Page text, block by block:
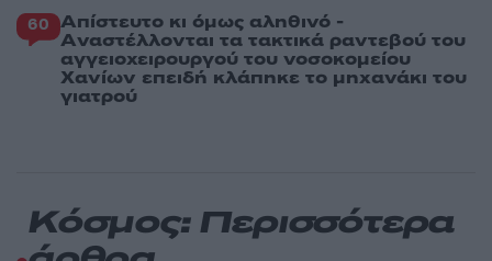
60 Απίστευτο κι όμως αληθινό -
Aναστέλλονται τα τακτικά ραντεβού του
αγγειοχειρουργού του νοσοκομείου
Χανίων επειδή κλάπηκε το μηχανάκι του
γιατρού
Κόσμος: Περισσότερα